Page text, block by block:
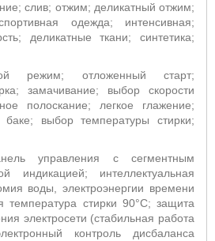
слив; отжим; деликатный отжим;
одежда; интенсивная;
деликатные ткани; синтетика;
режим; отложенный старт;
замачивание; выбор скорости
полоскание; легкое глажение;
выбор температуры стирки;
управления с сегментным
индикацией; интеллектуальная
воды, электроэнергии времени
температура стирки 90°С; защита
электросети (стабильная работа
контроль дисбаланса